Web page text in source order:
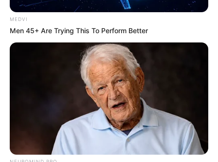
MEDVI
Men 45+ Are Trying This To Perform Better